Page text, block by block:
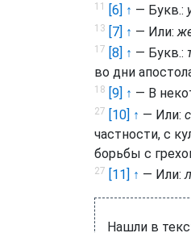
11 [6] ↑ — Букв.:
13 [7] ↑ — Или:
17 [8] ↑ — Букв.:
во дни
18 [9] ↑ — В
27 [10] ↑ — Или:
частности, с
борьбы с
27 [11] ↑ — Или:
Нашли в